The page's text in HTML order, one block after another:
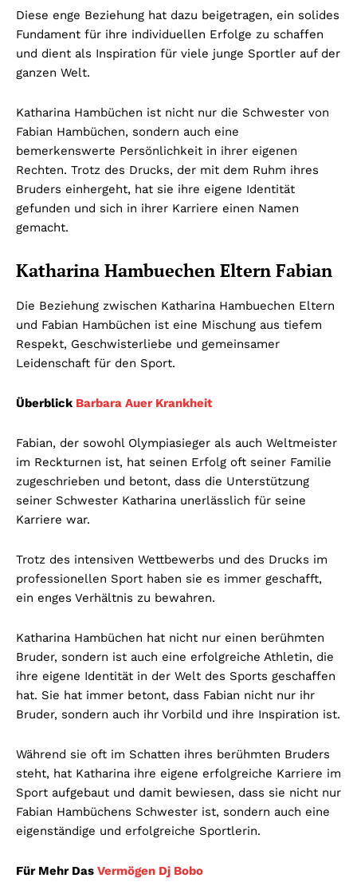
Diese enge Beziehung hat dazu beigetragen, ein solides
Fundament für ihre individuellen Erfolge zu schaffen
und dient als Inspiration für viele junge Sportler auf der
ganzen Welt.
Katharina Hambüchen ist nicht nur die Schwester von
Fabian Hambüchen, sondern auch eine
bemerkenswerte Persönlichkeit in ihrer eigenen
Rechten. Trotz des Drucks, der mit dem Ruhm ihres
Bruders einhergeht, hat sie ihre eigene Identität
gefunden und sich in ihrer Karriere einen Namen
gemacht.
Katharina Hambuechen Eltern Fabian
Die Beziehung zwischen Katharina Hambuechen Eltern
und Fabian Hambüchen ist eine Mischung aus tiefem
Respekt, Geschwisterliebe und gemeinsamer
Leidenschaft für den Sport.
Überblick Barbara Auer Krankheit
Fabian, der sowohl Olympiasieger als auch Weltmeister
im Reckturnen ist, hat seinen Erfolg oft seiner Familie
zugeschrieben und betont, dass die Unterstützung
seiner Schwester Katharina unerlässlich für seine
Karriere war.
Trotz des intensiven Wettbewerbs und des Drucks im
professionellen Sport haben sie es immer geschafft,
ein enges Verhältnis zu bewahren.
Katharina Hambüchen hat nicht nur einen berühmten
Bruder, sondern ist auch eine erfolgreiche Athletin, die
ihre eigene Identität in der Welt des Sports geschaffen
hat. Sie hat immer betont, dass Fabian nicht nur ihr
Bruder, sondern auch ihr Vorbild und ihre Inspiration ist.
Während sie oft im Schatten ihres berühmten Bruders
steht, hat Katharina ihre eigene erfolgreiche Karriere im
Sport aufgebaut und damit bewiesen, dass sie nicht nur
Fabian Hambüchens Schwester ist, sondern auch eine
eigenständige und erfolgreiche Sportlerin.
Für Mehr Das Vermögen Dj Bobo